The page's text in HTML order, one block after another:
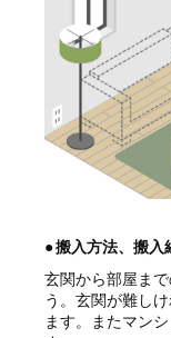
●搬入方法、搬入
玄関から部屋ま
う。玄関が難し
ます。またマン